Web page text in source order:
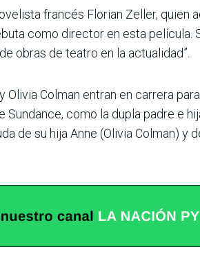
francés Florian Zeller, quien
como director en esta película.
obras de teatro en la actualidad”.
Colman entran en carrera
como la dupla padre e
de su hija Anne (Olivia Colman)